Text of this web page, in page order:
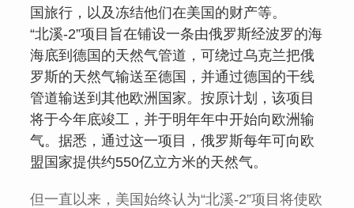
国旅行，以及冻结他们在美国的财产等。
“北溪-2”项目旨在铺设一条由俄罗斯经波罗的海
海底到德国的天然气管道，可绕过乌克兰把俄
罗斯的天然气输送至德国，并通过德国的干线
管道输送到其他欧洲国家。按原计划，该项目
将于今年底竣工，并于明年年中开始向欧洲输
气。据悉，通过这一项目，俄罗斯每年可向欧
盟国家提供约550亿立方米的天然气。
但一直以来，美国始终认为“北溪-2”项目将使欧